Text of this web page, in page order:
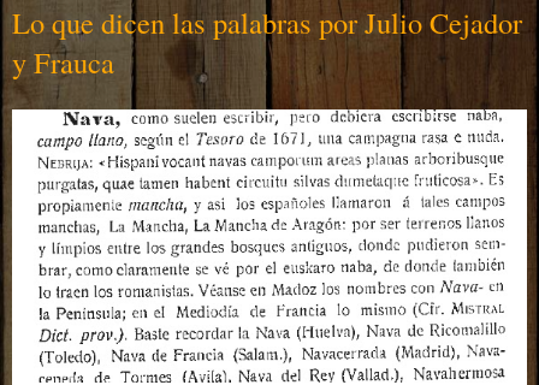
Lo que dicen las palabras por Julio Cejador
y Frauca